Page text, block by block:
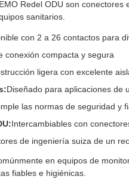
Redel ODU son
sanitarios.
con 2 a 26 contactos para
conexión compacta y segura
ligera con excelente
Diseñado para aplicaciones de
las normas de seguridad y
Intercambiables con
de ingeniería suiza de un
en equipos de
fiables e higiénicas.